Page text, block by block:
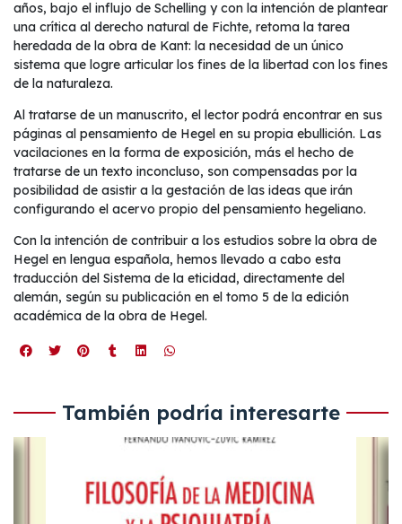
años, bajo el influjo de Schelling y con la intención de plantear
una crítica al derecho natural de Fichte, retoma la tarea
heredada de la obra de Kant: la necesidad de un único
sistema que logre articular los fines de la libertad con los fines
de la naturaleza.
Al tratarse de un manuscrito, el lector podrá encontrar en sus
páginas al pensamiento de Hegel en su propia ebullición. Las
vacilaciones en la forma de exposición, más el hecho de
tratarse de un texto inconcluso, son compensadas por la
posibilidad de asistir a la gestación de las ideas que irán
configurando el acervo propio del pensamiento hegeliano.
Con la intención de contribuir a los estudios sobre la obra de
Hegel en lengua española, hemos llevado a cabo esta
traducción del Sistema de la eticidad, directamente del
alemán, según su publicación en el tomo 5 de la edición
académica de la obra de Hegel.
También podría interesarte